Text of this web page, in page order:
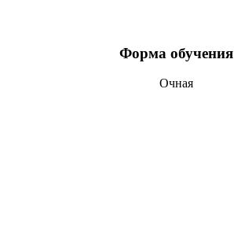
Форма обучения
Очная